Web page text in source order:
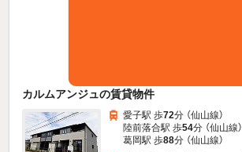
カルムアンジュの賃貸物件
愛子駅 歩72分 （仙山線）
陸前落合駅 歩54分 （仙山線）
葛岡駅 歩88分 （仙山線）